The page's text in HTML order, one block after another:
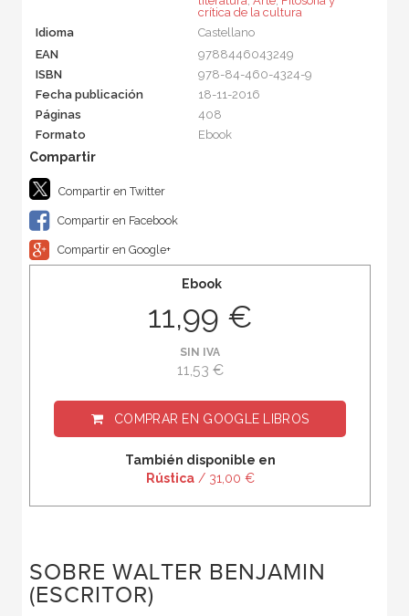
crítica de la cultura
Idioma
Castellano
EAN
9788446043249
ISBN
978-84-460-4324-9
Fecha publicación
18-11-2016
Páginas
408
Formato
Ebook
Compartir en Twitter
Compartir en Facebook
Compartir en Google+
Ebook
11,99 €
SIN IVA
11,53 €
COMPRAR EN GOOGLE LIBROS
También disponible en
Rústica/ 31,00 €
SOBRE WALTER BENJAMIN
(ESCRITOR)